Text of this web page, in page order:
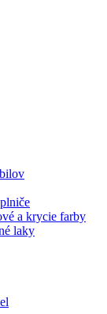
a krycie farby
laky